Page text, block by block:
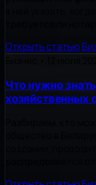
Открыть статью
Что нужно
хозяйственных